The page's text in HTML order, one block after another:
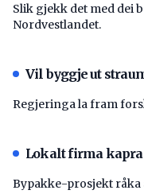
Slik gjekk det med dei
Nordvestlandet.
Vil byggje ut
Regjeringa la fram
Lokalt firma
Bypakke-prosjekt råka